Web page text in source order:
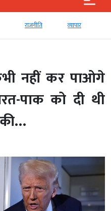
राजनीति व्‍यापार
नहीं कर पाओगे
पाक को दी थी